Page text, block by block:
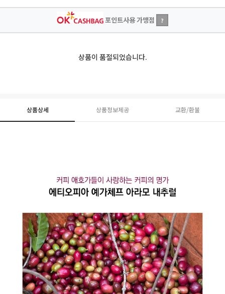
포인트사용 가맹점 ?
상품이 품절되었습니다.
상품상세 상품정보제공 교환/환불